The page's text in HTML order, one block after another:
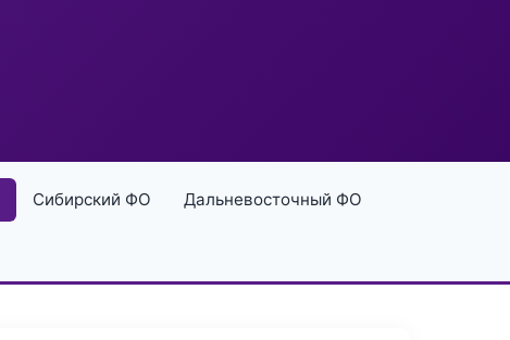
Сибирский ФО Дальневосточный ФО